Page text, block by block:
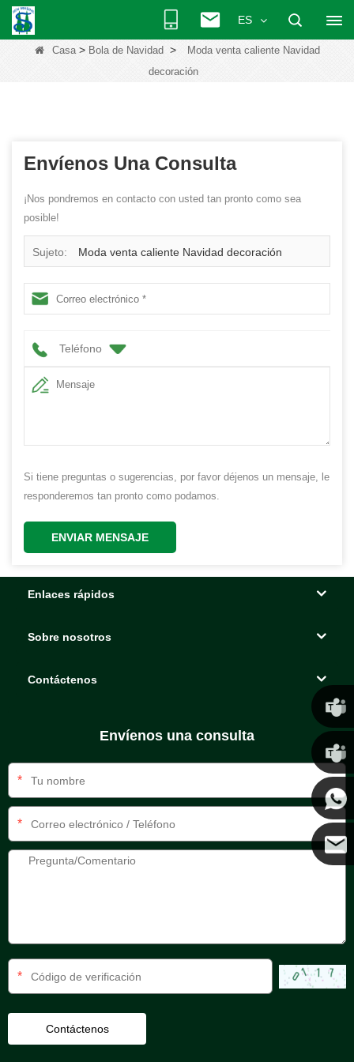
ES
Casa> Bola de Navidad>
Moda venta caliente Navidad
decoración
Envíenos Una Consulta
¡Nos pondremos en contacto con usted tan pronto como sea
posible!
Sujeto: Moda venta caliente Navidad decoración
Teléfono
Si tiene preguntas o sugerencias, por favor déjenos un mensaje, le
responderemos tan pronto como podamos.
ENVIAR MENSAJE
Enlaces rápidos
Sobre nosotros
Contáctenos
Envíenos una consulta
*
*
*
Chris
Kenny